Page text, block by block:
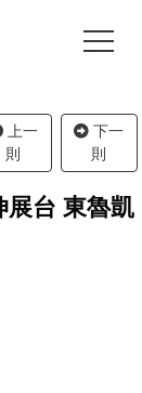
上一
則
下一
則
展台 東魯凱